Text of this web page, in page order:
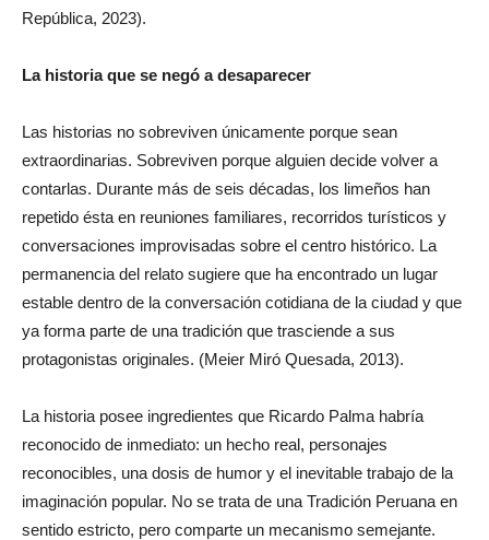
República, 2023).
La historia que se negó a desaparecer
Las historias no sobreviven únicamente porque sean
extraordinarias. Sobreviven porque alguien decide volver a
contarlas. Durante más de seis décadas, los limeños han
repetido ésta en reuniones familiares, recorridos turísticos y
conversaciones improvisadas sobre el centro histórico. La
permanencia del relato sugiere que ha encontrado un lugar
estable dentro de la conversación cotidiana de la ciudad y que
ya forma parte de una tradición que trasciende a sus
protagonistas originales. (Meier Miró Quesada, 2013).
La historia posee ingredientes que Ricardo Palma habría
reconocido de inmediato: un hecho real, personajes
reconocibles, una dosis de humor y el inevitable trabajo de la
imaginación popular. No se trata de una Tradición Peruana en
sentido estricto, pero comparte un mecanismo semejante.